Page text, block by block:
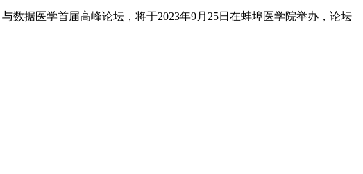
数据医学首届高峰论坛，将于2023年9月25日在蚌埠医学院举办，论坛